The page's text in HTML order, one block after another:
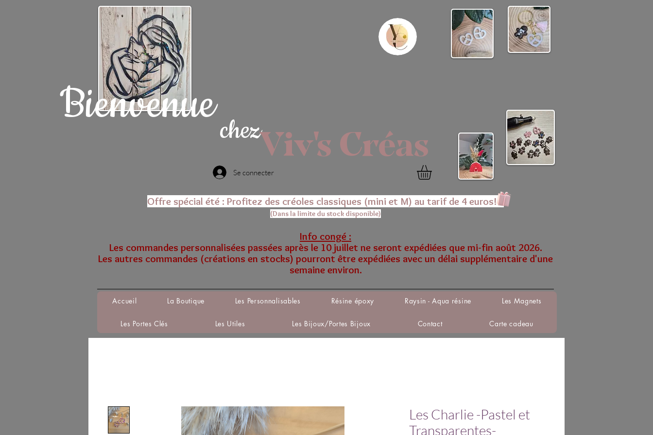
BienvenuechezViv's Créas
Se connecter
Offre spécial été : Profitez des créoles classiques (mini et M) au tarif de 4 euros!!!
(Dans la limite du stock disponible)
Info congé :
Les commandes personnalisées passées après le 10 juillet ne seront expédiées que mi-fin août 2026.
Les autres commandes (créations en stocks) pourront être expédiées avec un délai supplémentaire d'une
semaine environ.
Accueil La Boutique Les Personnalisables Résine époxy Raysin - Aqua résine Les Magnets
Les Portes Clés Les Utiles Les Bijoux/Portes Bijoux Contact Carte cadeau
Les Charlie -Pastel et
Transparentes-